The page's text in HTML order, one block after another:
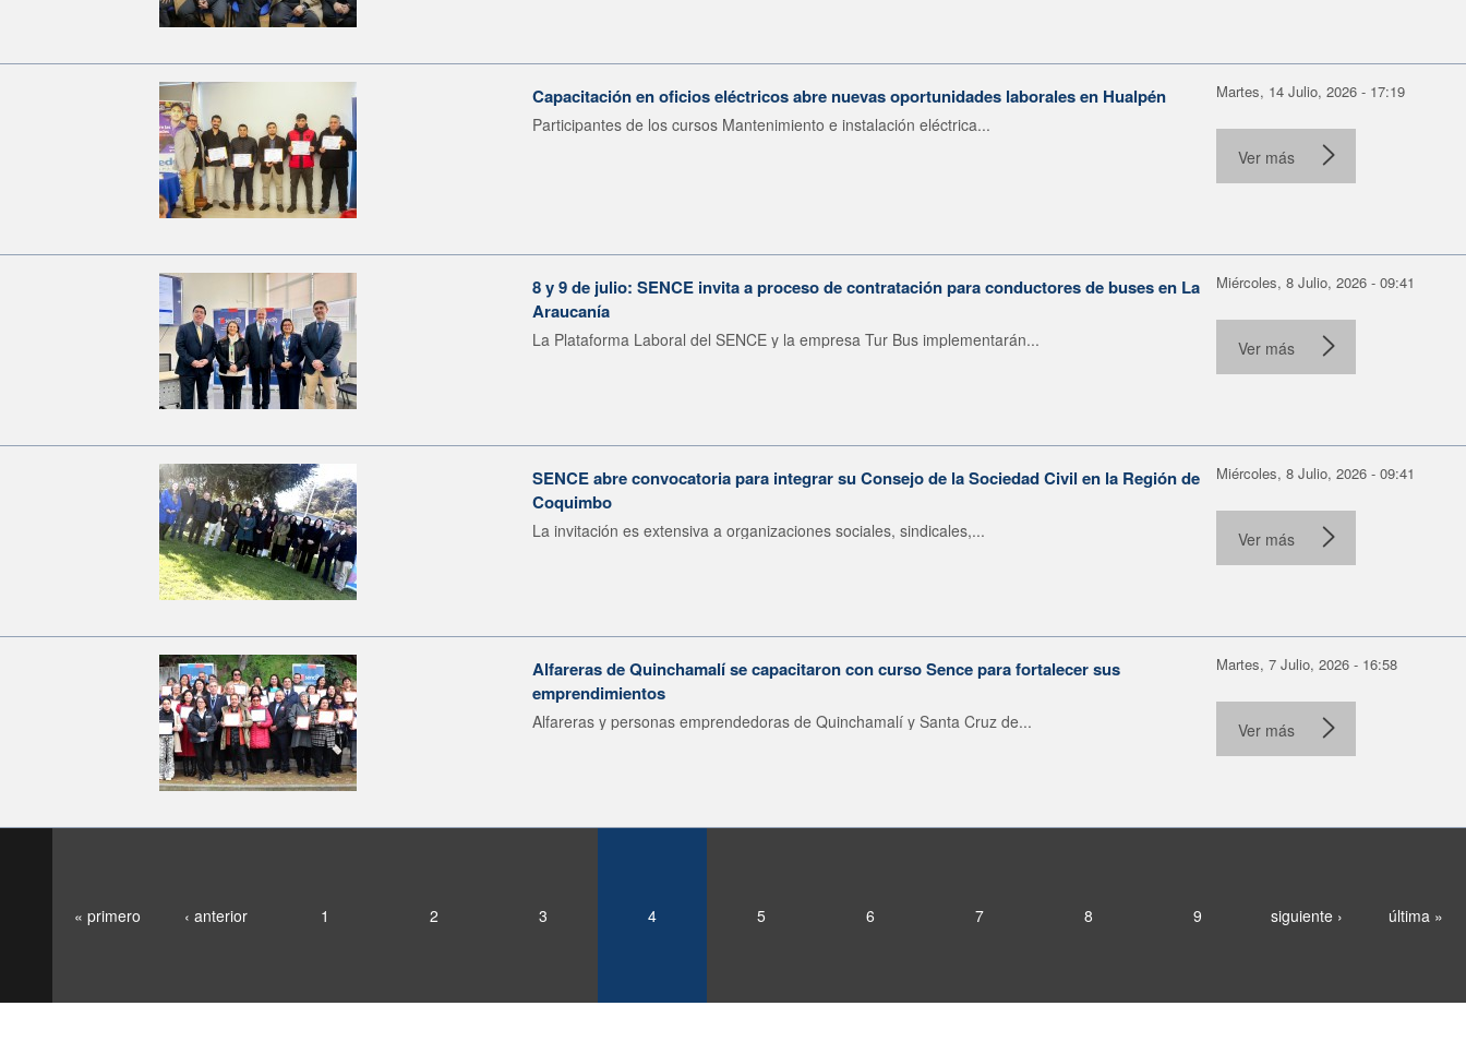
Capacitación en oficios eléctricos abre nuevas oportunidades laborales en Hualpén
Participantes de los cursos Mantenimiento e instalación eléctrica...
Martes, 14 Julio, 2026 - 17:19
Ver más
8 y 9 de julio: SENCE invita a proceso de contratación para conductores de buses en La
Araucanía
La Plataforma Laboral del SENCE y la empresa Tur Bus implementarán...
Miércoles, 8 Julio, 2026 - 09:41
Ver más
SENCE abre convocatoria para integrar su Consejo de la Sociedad Civil en la Región de
Coquimbo
La invitación es extensiva a organizaciones sociales, sindicales,...
Miércoles, 8 Julio, 2026 - 09:41
Ver más
Alfareras de Quinchamalí se capacitaron con curso Sence para fortalecer sus
emprendimientos
Alfareras y personas emprendedoras de Quinchamalí y Santa Cruz de...
Martes, 7 Julio, 2026 - 16:58
Ver más
« primero ‹ anterior 1 2 3 4 5 6 7 8 9 siguiente › última »